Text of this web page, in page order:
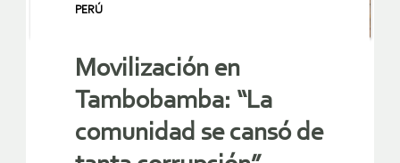
PERÚ
Movilización en
Tambobamba: “La
comunidad se cansó de